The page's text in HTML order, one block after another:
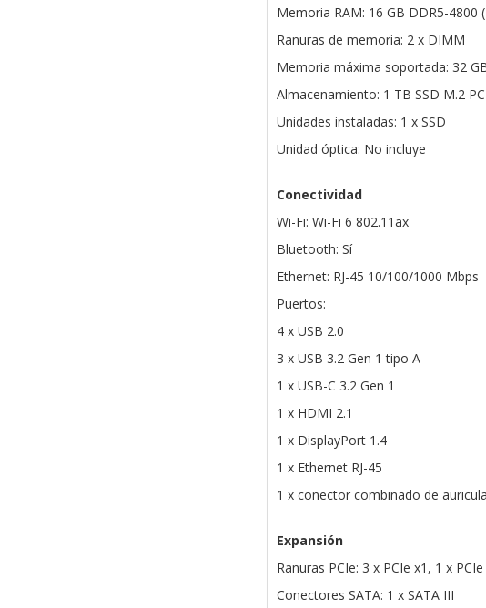
Memoria RAM: 16 GB DDR5-4800
Ranuras de memoria: 2 x DIMM
Memoria máxima soportada: 32
Almacenamiento: 1 TB SSD M.2
Unidades instaladas: 1 x SSD
Unidad óptica: No incluye
Conectividad
Wi-Fi: Wi-Fi 6 802.11ax
Bluetooth: Sí
Ethernet: RJ-45 10/100/1000 Mbps
Puertos:
4 x USB 2.0
3 x USB 3.2 Gen 1 tipo A
1 x USB-C 3.2 Gen 1
1 x HDMI 2.1
1 x DisplayPort 1.4
1 x Ethernet RJ-45
1 x conector combinado de
Expansión
Ranuras PCIe: 3 x PCIe x1, 1 x
Conectores SATA: 1 x SATA III